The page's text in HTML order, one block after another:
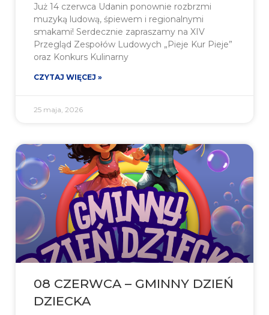
Już 14 czerwca Udanin ponownie rozbrzmi
muzyką ludową, śpiewem i regionalnymi
smakami! Serdecznie zapraszamy na XIV
Przegląd Zespołów Ludowych „Pieje Kur Pieje”
oraz Konkurs Kulinarny
CZYTAJ WIĘCEJ »
25 maja, 2026
08 CZERWCA – GMINNY DZIEŃ
DZIECKA